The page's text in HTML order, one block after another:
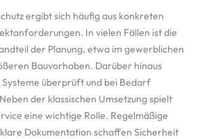
ergibt sich häufig aus konkreten
In vielen Fällen ist die
der Planung, etwa im gewerblichen
Bauvorhaben. Darüber hinaus
überprüft und bei Bedarf
der klassischen Umsetzung spielt
eine wichtige Rolle. Regelmäßige
Dokumentation schaffen Sicherheit